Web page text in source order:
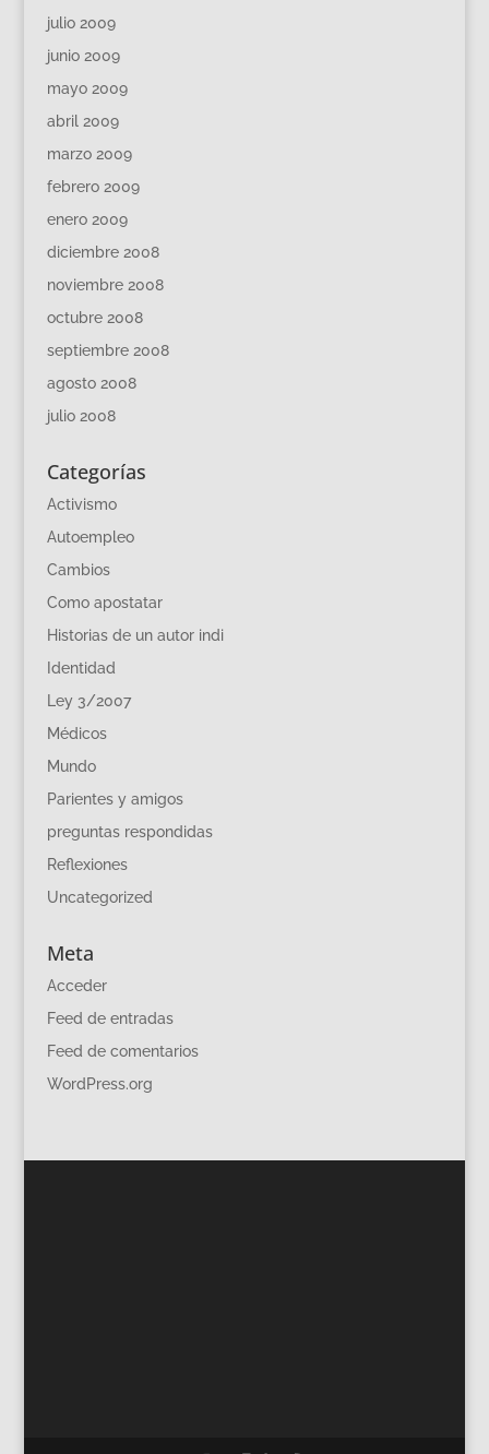
julio 2009
junio 2009
mayo 2009
abril 2009
marzo 2009
febrero 2009
enero 2009
diciembre 2008
noviembre 2008
octubre 2008
septiembre 2008
agosto 2008
julio 2008
Categorías
Activismo
Autoempleo
Cambios
Como apostatar
Historias de un autor indi
Identidad
Ley 3/2007
Médicos
Mundo
Parientes y amigos
preguntas respondidas
Reflexiones
Uncategorized
Meta
Acceder
Feed de entradas
Feed de comentarios
WordPress.org